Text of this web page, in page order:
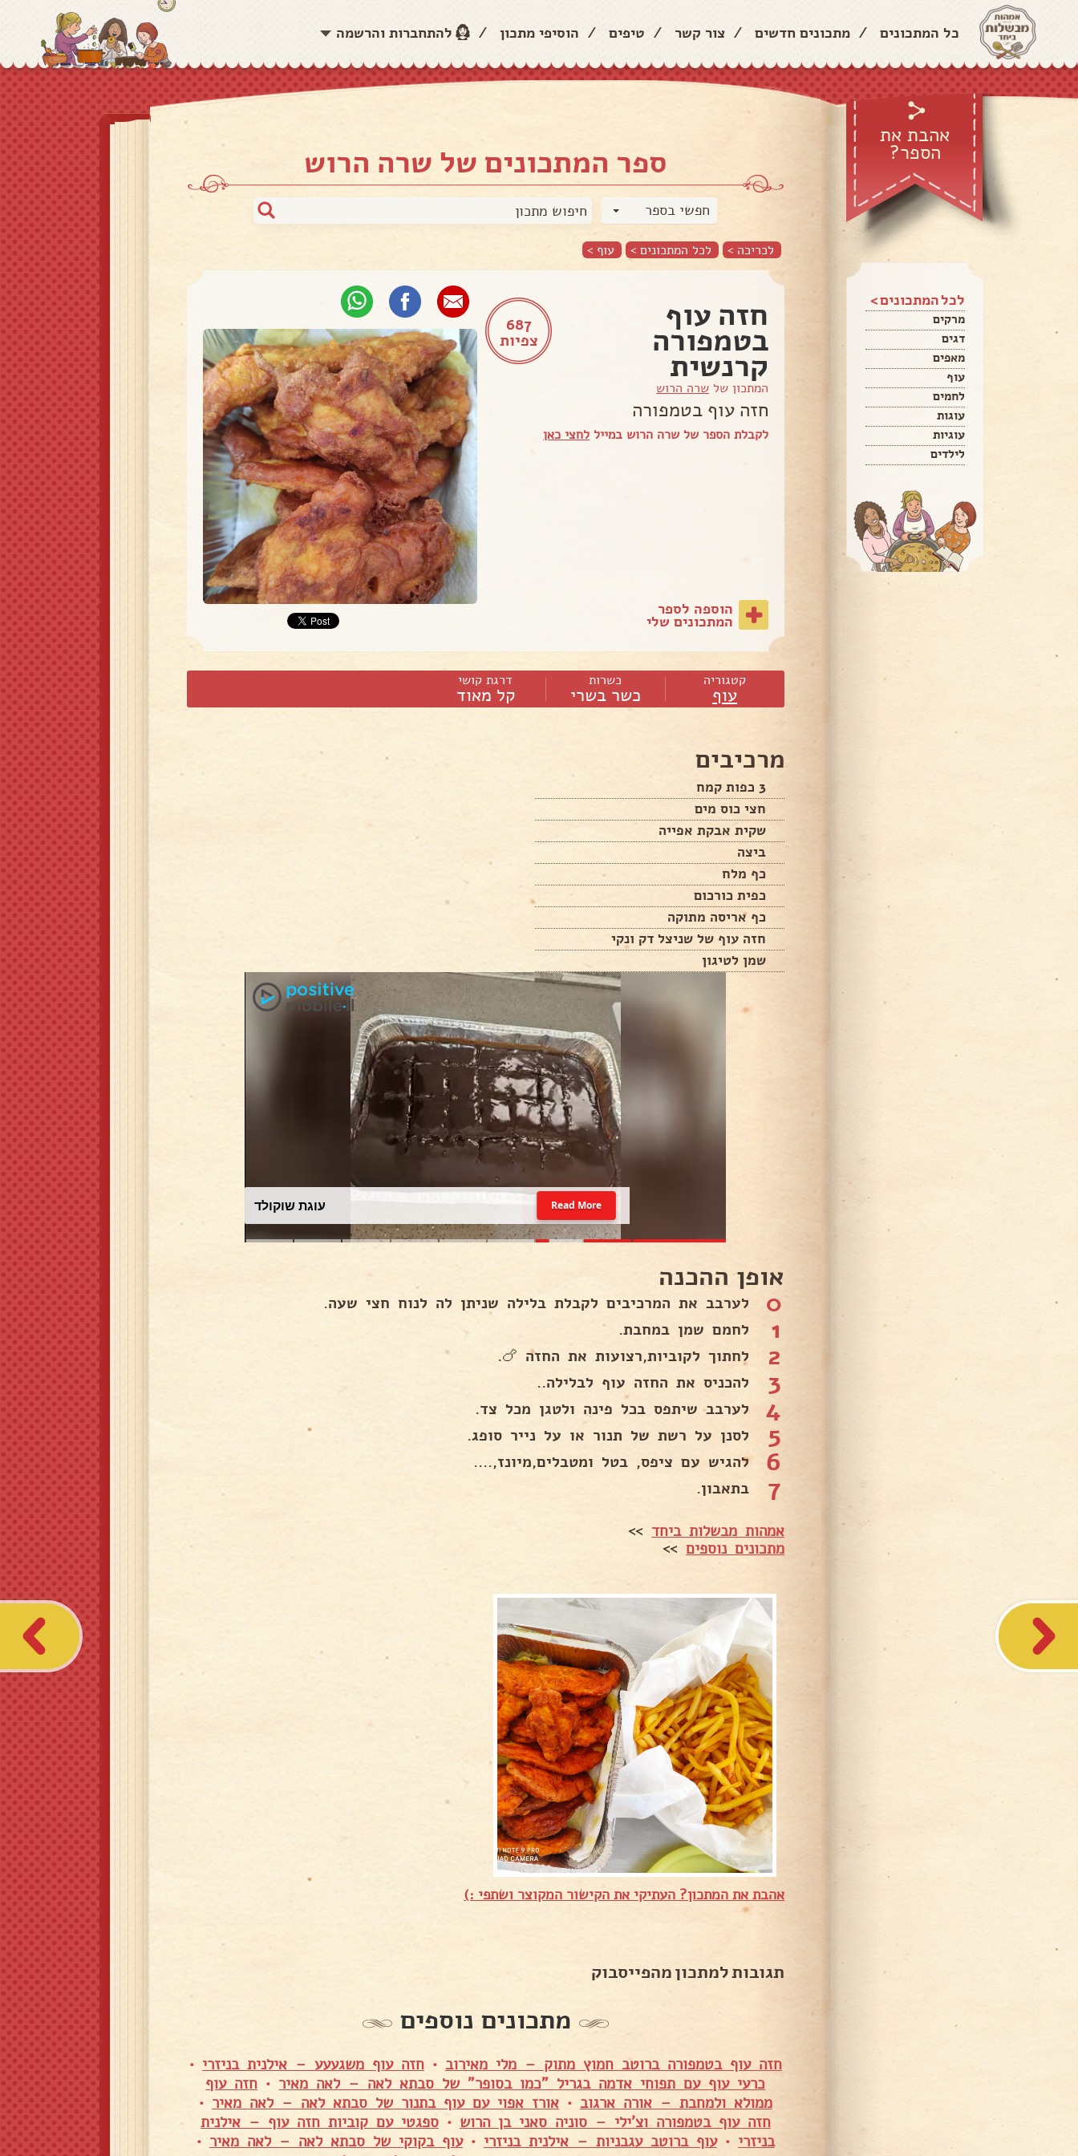
כל המתכונים / מתכונים חדשים / צור קשר / טיפים / הוסיפי מתכון / להתחברות והרשמה
אהבת את
הספר?
לכל המתכונים >
מרקים
דגים
מאפים
עוף
לחמים
עוגות
עוגיות
לילדים
ספר המתכונים של שרה הרוש
חפשי בספר
לכריכה > לכל המתכונים > עוף >
687
צפיות
חזה עוף
בטמפורה
קרנשית
המתכון של שרה הרוש
חזה עוף בטמפורה
לקבלת הספר של שרה הרוש במייל לחצי כאן
הוספה לספר
המתכונים שלי
קטגוריה
עוף
כשרות
כשר בשרי
דרגת קושי
קל מאוד
מרכיבים
3 כפות קמח
חצי כוס מים
שקית אבקת אפייה
ביצה
כף מלח
כפית כורכום
כף אריסה מתוקה
חזה עוף של שניצל דק ונקי
שמן לטיגון
עוגת שוקולד Read More
אופן ההכנה
0 לערבב את המרכיבים לקבלת בלילה שניתן לה לנוח חצי שעה.
1 לחמם שמן במחבת.
2 לחתוך לקוביות,רצועות את החזה 🍗.
3 להכניס את החזה עוף לבלילה..
4 לערבב שיתפס בכל פינה ולטגן מכל צד.
5 לסנן על רשת של תנור או על נייר סופג.
6 להגיש עם ציפס, בטל ומטבלים,מיונז,....
7 בתאבון.
אמהות מבשלות ביחד >>
מתכונים נוספים>>
אהבת את המתכון? העתיקי את הקישור המקוצר ושתפי :)
תגובות למתכון מהפייסבוק
מתכונים נוספים
חזה עוף בטמפורה ברוטב חמוץ מתוק – מלי מאירוב •חזה עוף משגעעע – אילנית בניזרי •
כרעי עוף עם תפוחי אדמה בגריל "כמו בסופר" של סבתא לאה – לאה מאיר • חזה עוף
ממולא ולמחבת – אורה ארגוב •אורז אפוי עם עוף בתנור של סבתא לאה – לאה מאיר •
חזה עוף בטמפורה וצ'ילי – סוניה סאני בן הרוש •ספגטי עם קוביות חזה עוף – אילנית
בניזרי •עוף ברוטב עגבניות – אילנית בניזרי •עוף בקוקי של סבתא לאה – לאה מאיר •